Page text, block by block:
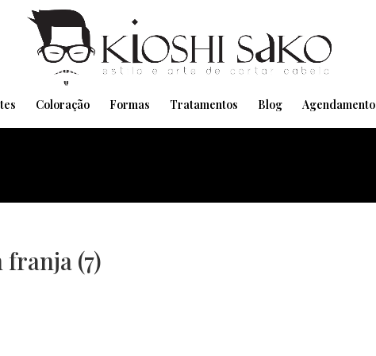
Coloração Formas Tratamentos Blog Agendamento
(7)
Pensando em transformar seu Visual??
Agende pelo Whatsapp